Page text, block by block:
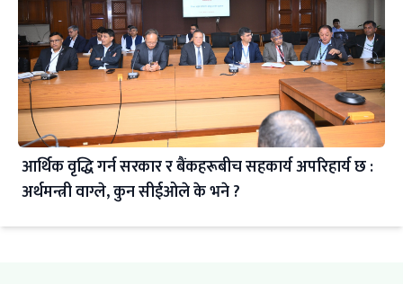
आर्थिक वृद्धि गर्न सरकार र बैंकहरूबीच सहकार्य अपरिहार्य छ :
अर्थमन्त्री वाग्ले, कुन सीईओले के भने ?